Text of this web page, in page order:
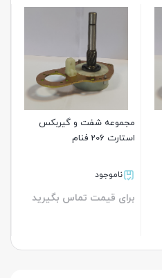
مجموعه شفت و گیربکس
استارت 206 فنام
ناموجود
برای قیمت تماس بگیرید
بستن